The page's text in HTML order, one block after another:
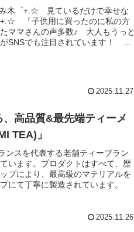
木゜+.☆ 見ているだけで幸せな
+.☆ 「子供用に買ったのに私の方
ママさんの声多数♪ 大人もうっと
SNSでも注目されています！
」です。キラキラ光るアクリルの
施された積み木は、日本製でお子
。アクリルの透明感と木製の異素
てではなくインテリアとしてもお
ます。「ベビーリュック」 赤ち
！「ファーストリュック」に販売1
ビーリュックはいかがですか？
」「1歳のお誕生日祝い」として、
ら・・とどなたが贈っても、赤ち
用が多いのが1歳の誕生日用の「一
2025.11.27
高品質&最先端ティーメ
TEA)」
ンスを代表する老舗ティーブラン
います。プロダクトはすべて、歴
プにより、最高級のマテリアルを
にて丁寧に製造されています。
2025.11.26